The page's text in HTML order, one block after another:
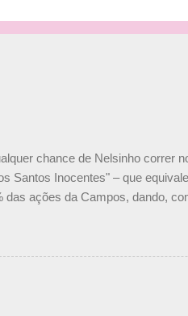
chance de Nelsinho correr
Santos Inocentes" – que
das ações da Campos, dando,
não será o companheiro
admitiu Audetto. “Mas
explicou, dizendo ainda que não